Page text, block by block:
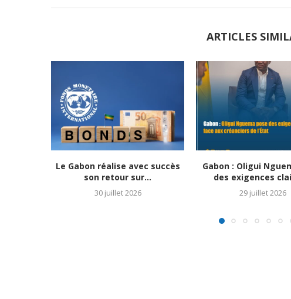
ARTICLES
Le Gabon réalise avec succès
son retour sur...
30 juillet 2026
Gabon : Oligui
des exigences
29 juillet 2026